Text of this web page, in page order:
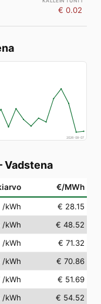
€ 0.02
2026-08-07
Vadstena
€/MWh
/kWh
€ 28.15
/kWh
€ 48.52
/kWh
€ 71.32
/kWh
€ 70.86
/kWh
€ 51.69
/kWh
€ 54.52